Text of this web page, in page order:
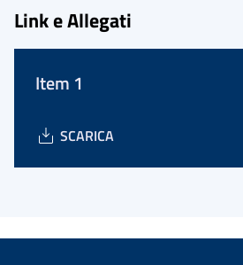
Link e Allegati
Item 1
SCARICA